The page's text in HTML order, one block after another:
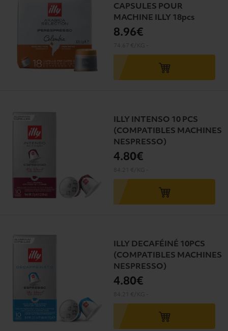
CAPSULES POUR
MACHINE ILLY 18pcs
8.96€
ILLY INTENSO 10 PCS
(COMPATIBLES MACHINES
NESPRESSO)
4.80€
ILLY DECAFÉINÉ 10PCS
(COMPATIBLES MACHINES
NESPRESSO)
4.80€